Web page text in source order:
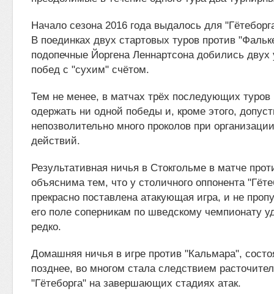
Начало сезона 2016 года выдалось для
В поединках двух стартовых туров против
подопечные Йоргена Леннартсона добились
побед с "сухим" счётом.
Тем не менее, в матчах трёх последующих туров
одержать ни одной победы и, кроме этого,
непозволительно много проколов при
действий.
Результативная ничья в Стокгольме в матче
объяснима тем, что у столичного оппонента
прекрасно поставлена атакующая игра, и не
его поле соперникам по шведскому чемпионату
редко.
Домашняя ничья в игре против "Кальмара",
позднее, во многом стала следствием
"Гётеборга" на завершающих стадиях атак.